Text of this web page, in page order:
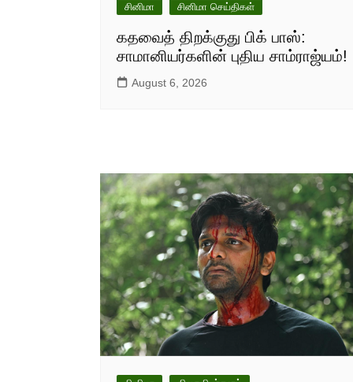
சினிமா சினிமா செய்திகள்
கதவைத் திறக்குது பிக் பாஸ்:
சாமானியர்களின் புதிய சாம்ராஜ்யம்!
August 6, 2026